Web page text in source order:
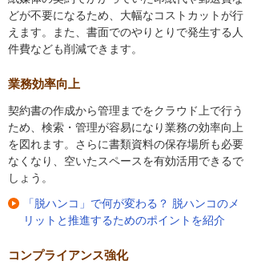
どが不要になるため、大幅なコストカットが行
えます。また、書面でのやりとりで発生する人
件費なども削減できます。
業務効率向上
契約書の作成から管理までをクラウド上で行う
ため、検索・管理が容易になり業務の効率向上
を図れます。さらに書類資料の保存場所も必要
なくなり、空いたスペースを有効活用できるで
しょう。
「脱ハンコ」で何が変わる？ 脱ハンコのメ
リットと推進するためのポイントを紹介
コンプライアンス強化